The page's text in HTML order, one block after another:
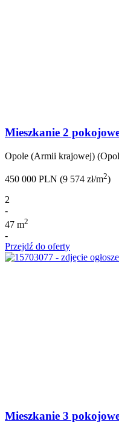
Mieszkanie 2
Opole (Armii krajowej)
450 000 PLN (9 574 zł/m2)
2
-
47 m2
-
Przejdź do oferty
Mieszkanie 3